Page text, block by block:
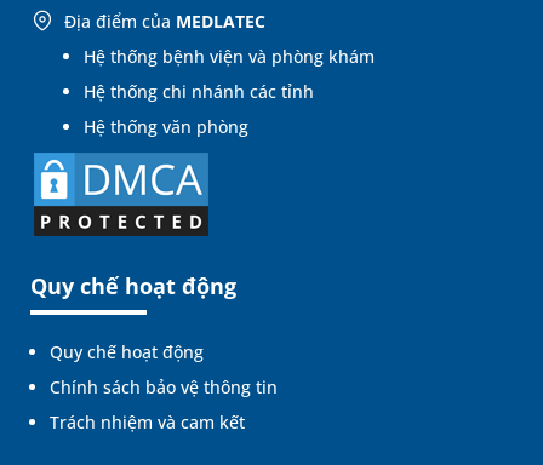
Địa điểm của MEDLATEC
Hệ thống bệnh viện và phòng khám
Hệ thống chi nhánh các tỉnh
Hệ thống văn phòng
Quy chế hoạt động
Quy chế hoạt động
Chính sách bảo vệ thông tin
Trách nhiệm và cam kết